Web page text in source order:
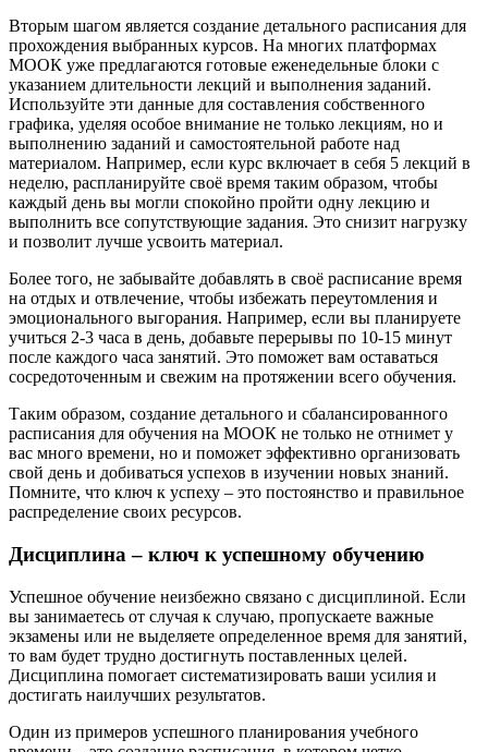
Вторым шагом является создание детального расписания для
прохождения выбранных курсов. На многих платформах
МООК уже предлагаются готовые еженедельные блоки с
указанием длительности лекций и выполнения заданий.
Используйте эти данные для составления собственного
графика, уделяя особое внимание не только лекциям, но и
выполнению заданий и самостоятельной работе над
материалом. Например, если курс включает в себя 5 лекций в
неделю, распланируйте своё время таким образом, чтобы
каждый день вы могли спокойно пройти одну лекцию и
выполнить все сопутствующие задания. Это снизит нагрузку
и позволит лучше усвоить материал.
Более того, не забывайте добавлять в своё расписание время
на отдых и отвлечение, чтобы избежать переутомления и
эмоционального выгорания. Например, если вы планируете
учиться 2-3 часа в день, добавьте перерывы по 10-15 минут
после каждого часа занятий. Это поможет вам оставаться
сосредоточенным и свежим на протяжении всего обучения.
Таким образом, создание детального и сбалансированного
расписания для обучения на МООК не только не отнимет у
вас много времени, но и поможет эффективно организовать
свой день и добиваться успехов в изучении новых знаний.
Помните, что ключ к успеху – это постоянство и правильное
распределение своих ресурсов.
Дисциплина – ключ к успешному обучению
Успешное обучение неизбежно связано с дисциплиной. Если
вы занимаетесь от случая к случаю, пропускаете важные
экзамены или не выделяете определенное время для занятий,
то вам будет трудно достигнуть поставленных целей.
Дисциплина помогает систематизировать ваши усилия и
достигать наилучших результатов.
Один из примеров успешного планирования учебного